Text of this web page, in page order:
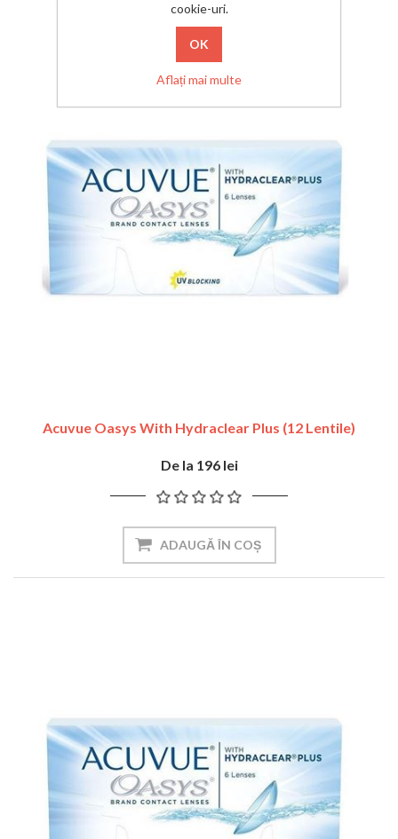
Acuvue Oasys With Hydraclear Plus (12 Lentile)
De la 196 lei
ADAUGĂ ÎN COȘ
cookie-uri.
Aflați mai multe